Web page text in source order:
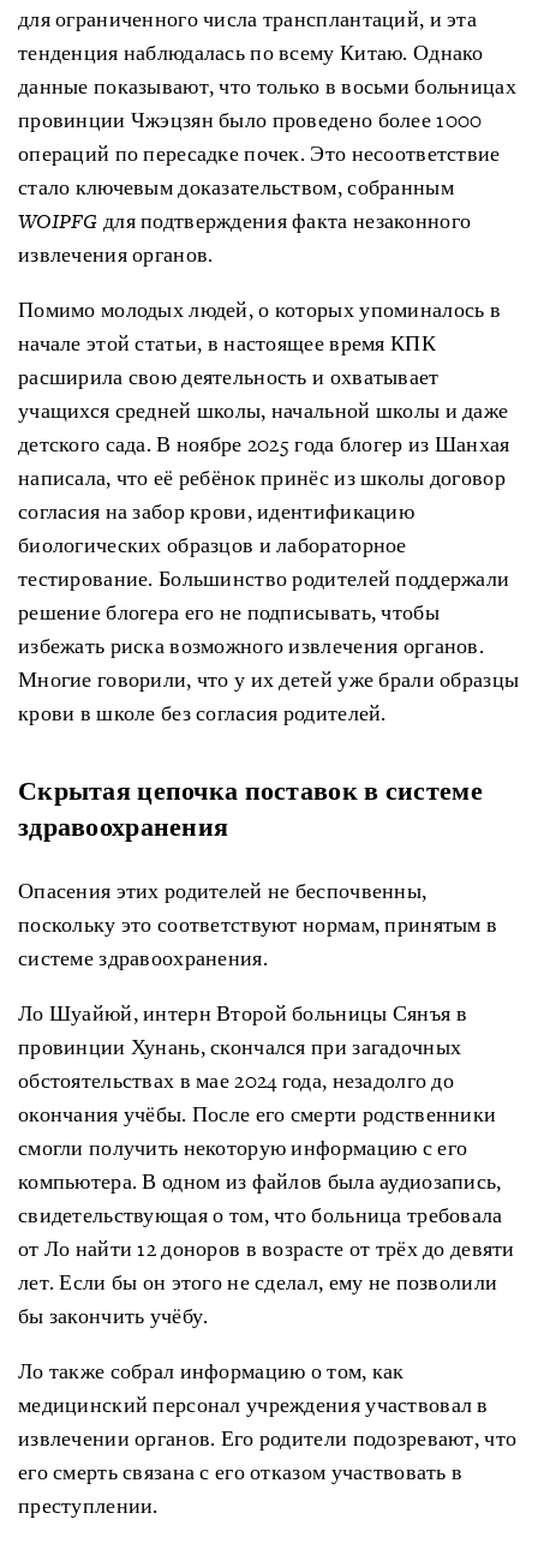
для ограниченного числа трансплантаций, и эта
тенденция наблюдалась по всему Китаю. Однако
данные показывают, что только в восьми больницах
провинции Чжэцзян было проведено более 1000
операций по пересадке почек. Это несоответствие
стало ключевым доказательством, собранным
WOIPFG для подтверждения факта незаконного
извлечения органов.
Помимо молодых людей, о которых упоминалось в
начале этой статьи, в настоящее время КПК
расширила свою деятельность и охватывает
учащихся средней школы, начальной школы и даже
детского сада. В ноябре 2025 года блогер из Шанхая
написала, что её ребёнок принёс из школы договор
согласия на забор крови, идентификацию
биологических образцов и лабораторное
тестирование. Большинство родителей поддержали
решение блогера его не подписывать, чтобы
избежать риска возможного извлечения органов.
Многие говорили, что у их детей уже брали образцы
крови в школе без согласия родителей.
Скрытая цепочка поставок в системе
здравоохранения
Опасения этих родителей не беспочвенны,
поскольку это соответствуют нормам, принятым в
системе здравоохранения.
Ло Шуайюй, интерн Второй больницы Сянъя в
провинции Хунань, скончался при загадочных
обстоятельствах в мае 2024 года, незадолго до
окончания учёбы. После его смерти родственники
смогли получить некоторую информацию с его
компьютера. В одном из файлов была аудиозапись,
свидетельствующая о том, что больница требовала
от Ло найти 12 доноров в возрасте от трёх до девяти
лет. Если бы он этого не сделал, ему не позволили
бы закончить учёбу.
Ло также собрал информацию о том, как
медицинский персонал учреждения участвовал в
извлечении органов. Его родители подозревают, что
его смерть связана с его отказом участвовать в
преступлении.